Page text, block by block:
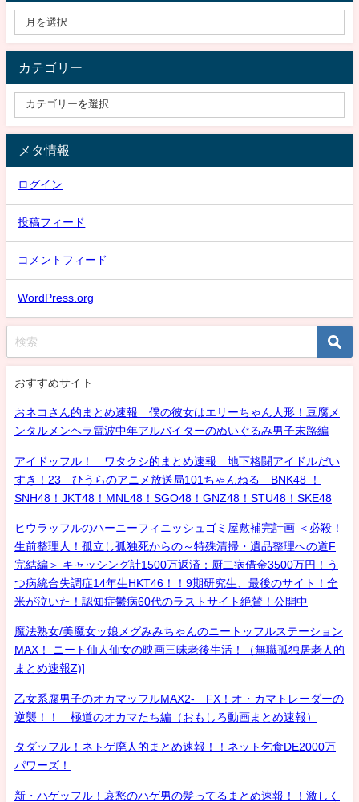
カテゴリー
メタ情報
ログイン
投稿フィード
コメントフィード
WordPress.org
おすすめサイト
おネコさん的まとめ速報 僕の彼女はエリーちゃん人形！豆腐メ
ンタルメンヘラ電波中年アルバイターのぬいぐるみ男子末路編
アイドッフル！ ワタクシ的まとめ速報 地下格闘アイドルだい
すき！23 ひうらのアニメ放送局101ちゃんねる BNK48 ！
SNH48！JKT48！MNL48！SGO48！GNZ48！STU48！SKE48
ヒウラッフルのハーニーフィニッシュゴミ屋敷補完計画 ＜必殺！
生前整理人！孤立し孤独死からの～特殊清掃・遺品整理への道F
完結編＞ キャッシング計1500万返済：厨二病借金3500万円！う
つ病統合失調症14年生HKT46！！9期研究生、最後のサイト！全
米が泣いた！認知症鬱病60代のラストサイト絶賛！公開中
魔法熟女/美魔女ッ娘メグみみちゃんのニートッフルステーション
MAX！ ニート仙人仙女の映画三昧老後生活！（無職孤独居老人的
まとめ速報Z)]
乙女系腐男子のオカマッフルMAX2- FX！オ・カマトレーダーの
逆襲！！ 極道のオカマたち編（おもしろ動画まとめ速報）
タダッフル！ネトゲ廃人的まとめ速報！！ネット乞食DE2000万
パワーズ！
新・ハゲッフル！哀愁のハゲ男の髪ってるまとめ速報！！激しく